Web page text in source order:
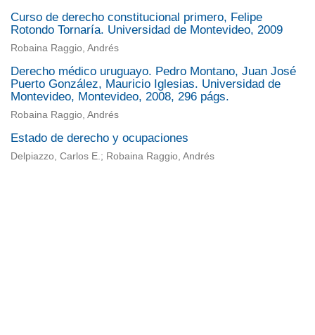
Curso de derecho constitucional primero, Felipe
Rotondo Tornaría. Universidad de Montevideo, 2009
Robaina Raggio, Andrés
Derecho médico uruguayo. Pedro Montano, Juan José
Puerto González, Mauricio Iglesias. Universidad de
Montevideo, Montevideo, 2008, 296 págs.
Robaina Raggio, Andrés
Estado de derecho y ocupaciones
Delpiazzo, Carlos E.; Robaina Raggio, Andrés